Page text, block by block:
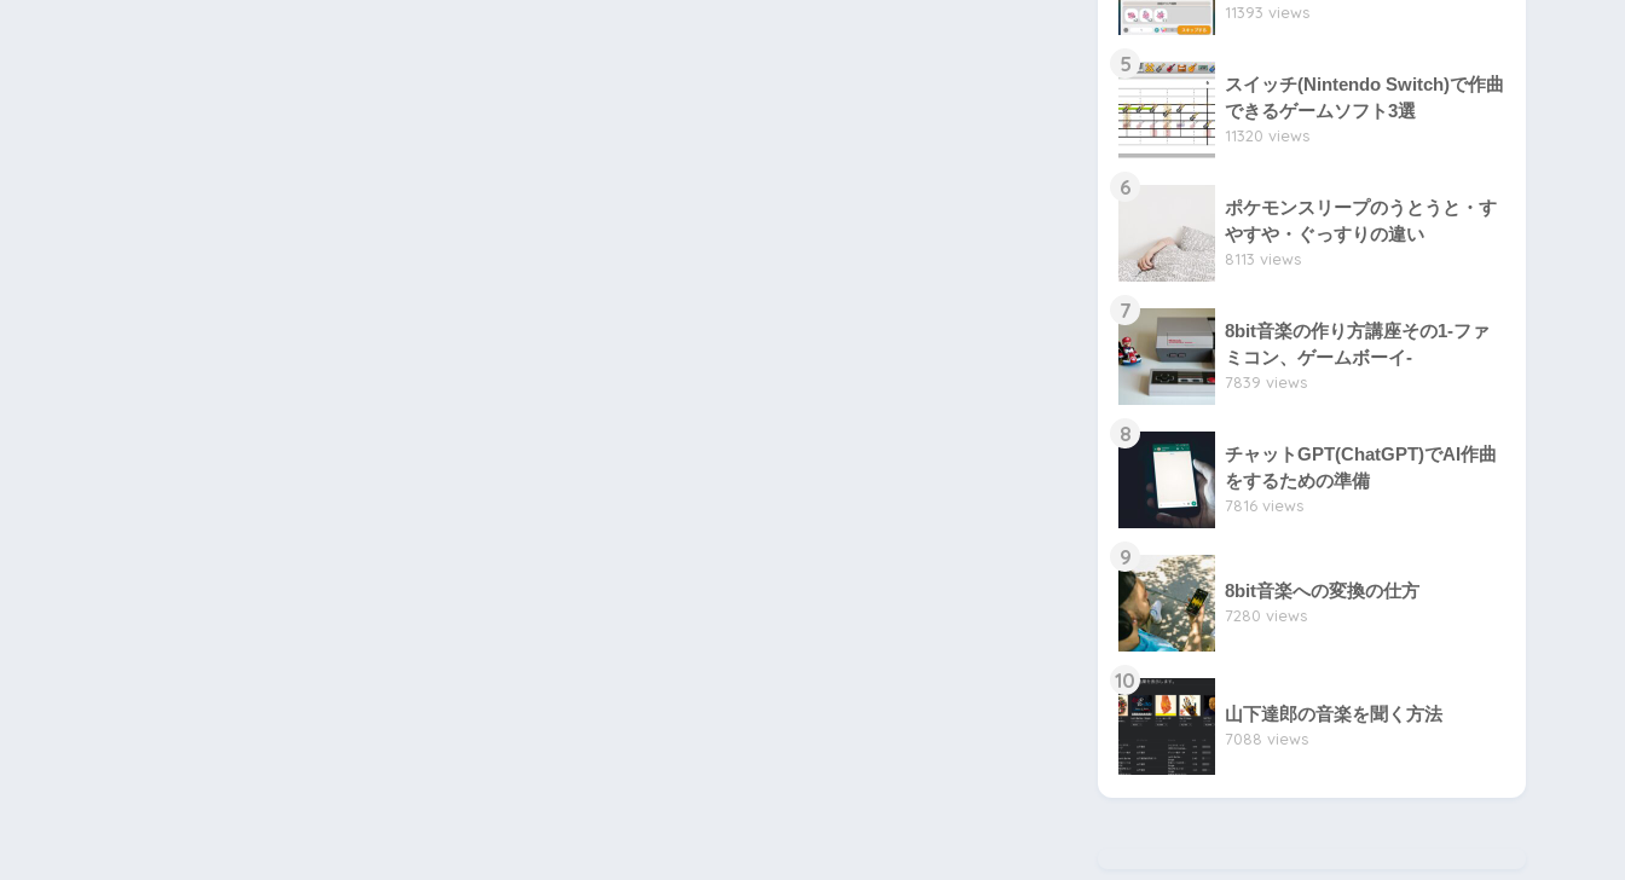
11393 views
5
スイッチ(Nintendo Switch)で作曲
できるゲームソフト3選
11320 views
6
ポケモンスリープのうとうと・す
やすや・ぐっすりの違い
8113 views
7
8bit音楽の作り方講座その1-ファ
ミコン、ゲームボーイ-
7839 views
8
チャットGPT(ChatGPT)でAI作曲
をするための準備
7816 views
9
8bit音楽への変換の仕方
7280 views
10
山下達郎の音楽を聞く方法
7088 views